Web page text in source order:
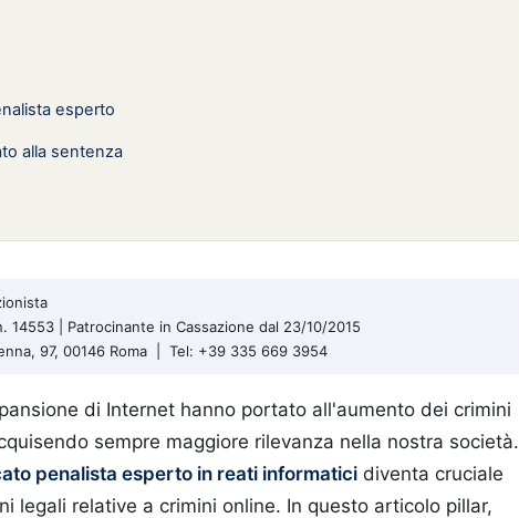
esperto
alla sentenza
14553 | Patrocinante in Cassazione dal 23/10/2015
97, 00146 Roma | Tel: +39 335 669 3954
di Internet hanno portato all'aumento dei crimini
sempre maggiore rilevanza nella nostra società.
penalista esperto in reati informatici diventa cruciale
legali relative a crimini online. In questo articolo pillar,